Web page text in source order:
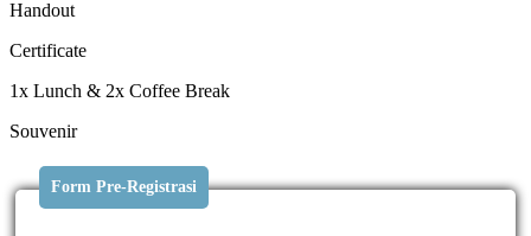
Handout
Certificate
1x Lunch & 2x Coffee Break
Souvenir
Form Pre-Registrasi